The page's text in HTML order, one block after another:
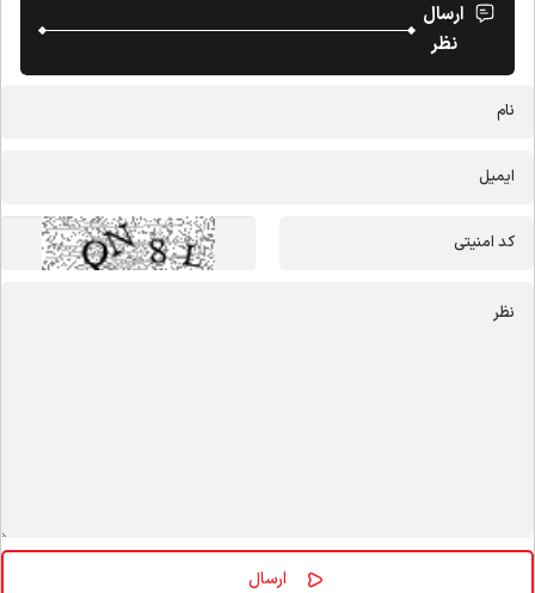
ارسال
نظر